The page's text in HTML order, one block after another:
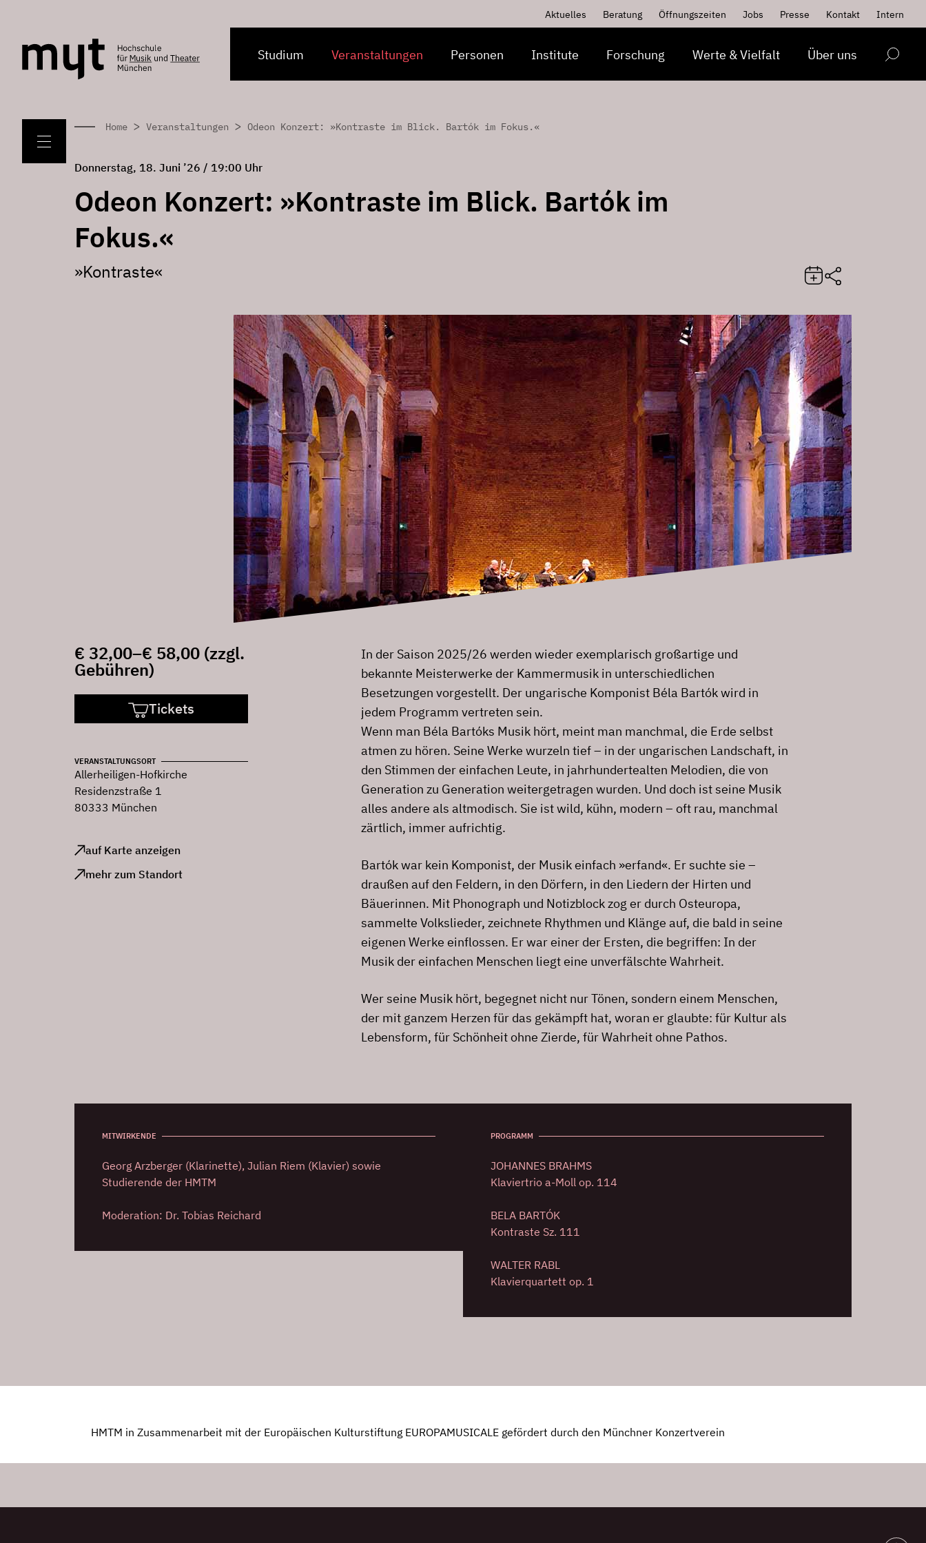
Aktuelles Beratung Öffnungszeiten Jobs Presse Kontakt Intern
Studium Veranstaltungen Personen Institute Forschung Werte & Vielfalt Über uns
Home > Veranstaltungen > Odeon Konzert: »Kontraste im Blick. Bartók im Fokus.«
Donnerstag, 18. Juni ’26 / 19:00 Uhr
Odeon Konzert: »Kontraste im Blick. Bartók im
Fokus.«
»Kontraste«
€ 32,00–€ 58,00 (zzgl.
Gebühren)
Tickets
VERANSTALTUNGSORT
Allerheiligen-Hofkirche
Residenzstraße 1
80333 München
auf Karte anzeigen
mehr zum Standort
In der Saison 2025/26 werden wieder exemplarisch großartige und
bekannte Meisterwerke der Kammermusik in unterschiedlichen
Besetzungen vorgestellt. Der ungarische Komponist Béla Bartók wird in
jedem Programm vertreten sein.
Wenn man Béla Bartóks Musik hört, meint man manchmal, die Erde selbst
atmen zu hören. Seine Werke wurzeln tief – in der ungarischen Landschaft, in
den Stimmen der einfachen Leute, in jahrhundertealten Melodien, die von
Generation zu Generation weitergetragen wurden. Und doch ist seine Musik
alles andere als altmodisch. Sie ist wild, kühn, modern – oft rau, manchmal
zärtlich, immer aufrichtig.
Bartók war kein Komponist, der Musik einfach »erfand«. Er suchte sie –
draußen auf den Feldern, in den Dörfern, in den Liedern der Hirten und
Bäuerinnen. Mit Phonograph und Notizblock zog er durch Osteuropa,
sammelte Volkslieder, zeichnete Rhythmen und Klänge auf, die bald in seine
eigenen Werke einflossen. Er war einer der Ersten, die begriffen: In der
Musik der einfachen Menschen liegt eine unverfälschte Wahrheit.
Wer seine Musik hört, begegnet nicht nur Tönen, sondern einem Menschen,
der mit ganzem Herzen für das gekämpft hat, woran er glaubte: für Kultur als
Lebensform, für Schönheit ohne Zierde, für Wahrheit ohne Pathos.
MITWIRKENDE
Georg Arzberger (Klarinette), Julian Riem (Klavier) sowie
Studierende der HMTM
Moderation: Dr. Tobias Reichard
PROGRAMM
JOHANNES BRAHMS
Klaviertrio a-Moll op. 114
BELA BARTÓK
Kontraste Sz. 111
WALTER RABL
Klavierquartett op. 1
HMTM in Zusammenarbeit mit der Europäischen Kulturstiftung EUROPAMUSICALE gefördert durch den Münchner Konzertverein